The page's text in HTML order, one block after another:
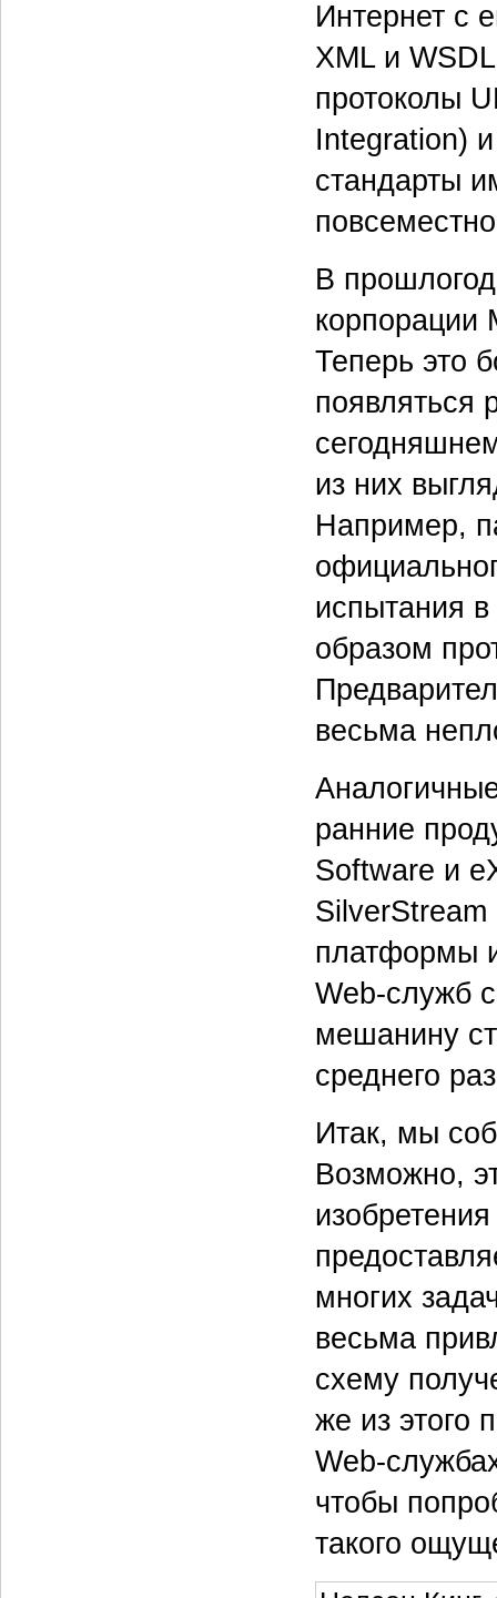
Интернет с
XML и
протоколы
Integration)
стандарты
В
корпорации
Теперь это
появляться
из них
Например,
испытания
образом
весьма
ранние
Software и
SilverStream
платформы
Web-служб
мешанину
среднего
Итак, мы
Возможно,
многих
весьма
схему
же из этого
Web-
чтобы
такого